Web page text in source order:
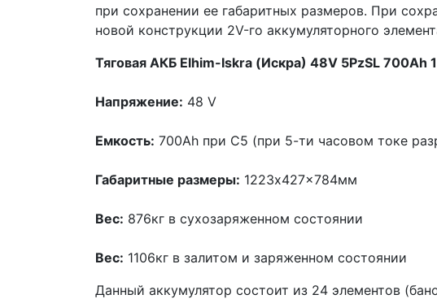
при сохранении ее габаритных размеров. При
новой конструкции 2V-го аккумуляторного
Тяговая АКБ Elhim-Iskra (Искра) 48V 5PzSL
Напряжение: 48 V
Емкость: 700Ah при С5 (при 5-ти часовом токе
Габаритные размеры: 1223x427x784мм
Вес: 876кг в сухозаряженном состоянии
Вес: 1106кг в залитом и заряженном состоянии
Данный аккумулятор состоит из 24 элементов